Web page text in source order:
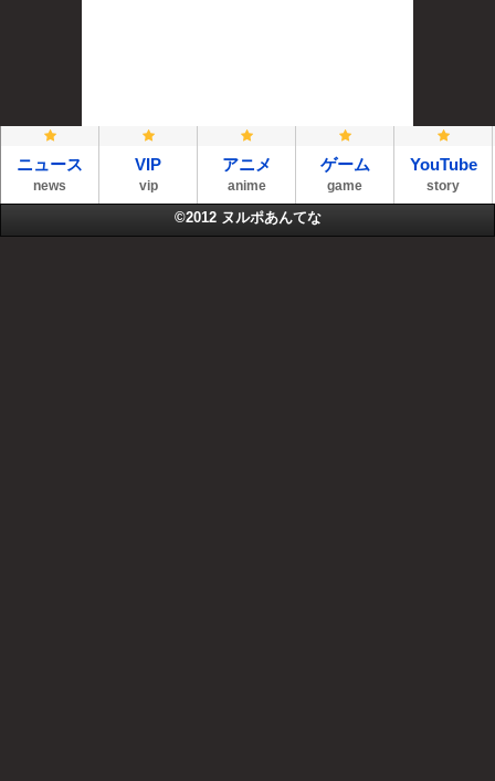
ニュース
news
VIP
vip
アニメ
anime
ゲーム
game
YouTube
story
©2012 ヌルポあんてな